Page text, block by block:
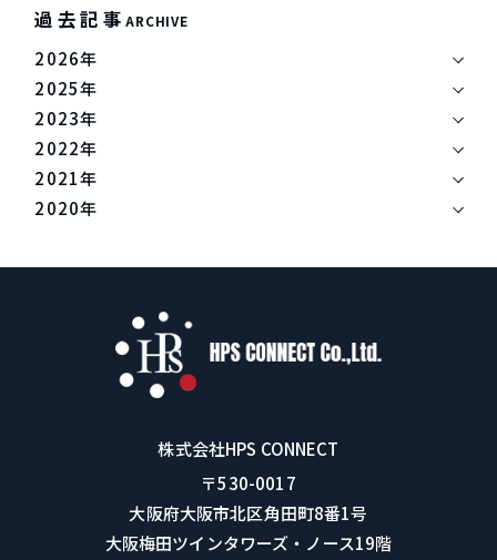
ラ・施設に投じられる見通しです。 一方、コンテナ船社は過去2
トのドゥルーリーはコンテナ船社の2022年税引き前利益の総計は
3000億ドル（約40兆円）に達すると予測しています。 FIATAは
「船社は規制環境下で生み出されたこの利益を、ロジスティクス
全体を支配するための合併や買収に投じている」と非難している
素化計画を実施するように要請しました。 船社に対する独禁法
船社に対する独禁法適用除外についても、見直しを求めていく方
業を拡大する中、独禁法適用除外の恩恵を受けないプレーヤー
除外の見直しと、より適切な規制対応を求めていく姿勢を示して
禁止法適用除外が認められてきた背景として、「安定的な国際海
上輸送の確保のための海事政策のあり方について」、次の４点が
いること 2.サービス供給量の調整が容易ではなく供給過剰に陥り
て高いこと 4.国際的な法制度の整合性の確保が求められること こ
れによって、船社は独禁法の適応除外でした。 制度の見直し 同
制度は昭和24年に制定された後，平成11年，平成18年、平成22年
過去記事 ARCHIVE
2026年
2025年
2023年
2022年
2021年
2020年
株式会社HPS CONNECT
〒530-0017
大阪府大阪市北区角田町8番1号
大阪梅田ツインタワーズ・ノース19階